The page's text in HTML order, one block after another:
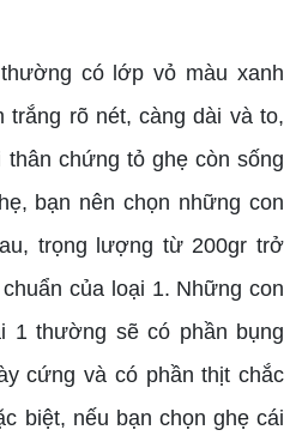
có lớp vỏ màu xanh
trắng rõ nét, càng dài và to,
chứng tỏ ghẹ còn sống
bạn nên chọn những con
trọng lượng từ 200gr trở
của loại 1. Những con
1 thường sẽ có phần bụng
cứng và có phần thịt chắc
biệt, nếu bạn chọn ghẹ cái